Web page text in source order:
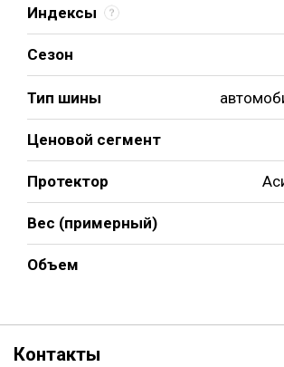
Индексы
Сезон
Тип шины
Ценовой сегмент
Протектор
Вес (примерный)
Объем
Контакты